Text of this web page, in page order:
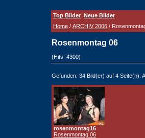
Top Bilder Neue Bilder
Home / ARCHIV 2006 /
Rosenmontag 06
(Hits: 4300)
Gefunden: 34 Bild(er) auf 4 Seite(n).
rosenmontag16
Rosenmontag 06